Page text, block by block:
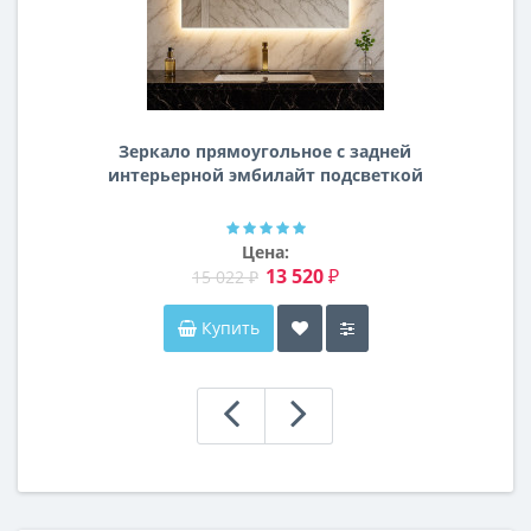
Зеркало прямоугольное с задней
интерьерной эмбилайт подсветкой
Цена:
15 022 ₽ 13 520 ₽
Купить